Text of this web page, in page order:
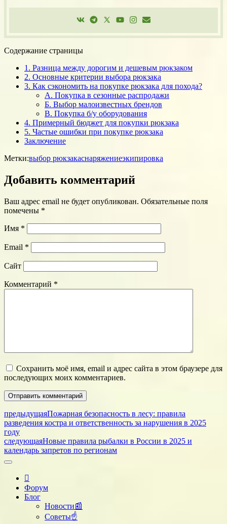
Содержание страницы
1. Разница между дорогим и дешевым рюкзаком
2. Основные критерии выбора рюкзака
3. Как сэкономить на покупке рюкзака для похода?
А. Покупка в сезонные распродажи
Б. Выбор малоизвестных брендов
В. Покупка б/у оборудования
4. Примерный бюджет для покупки рюкзака
5. Частые ошибки при покупке рюкзака
Заключение
Метки:выбор рюкзакаснаряжениеэкипировка
Добавить комментарий
Ваш адрес email не будет опубликован. Обязательные поля
помечены *
Имя *
Email *
Сайт
Комментарий *
Сохранить моё имя, email и адрес сайта в этом браузере для
последующих моих комментариев.
предыдущаяПожарная безопасность в лесу: правила
разведения костра и ответственность за нарушения в 2025
году
следующаяНовые правила рыбалки в России в 2025 и
календарь запретов по регионам
Форум
Блог
Новости📰
Советы☝